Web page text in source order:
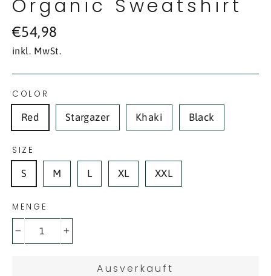
Organic Sweatshirt
Normaler
Preis
€54,98
inkl. MwSt.
COLOR
Red Stargazer Khaki Black
SIZE
S M L XL XXL
MENGE
Ausverkauft